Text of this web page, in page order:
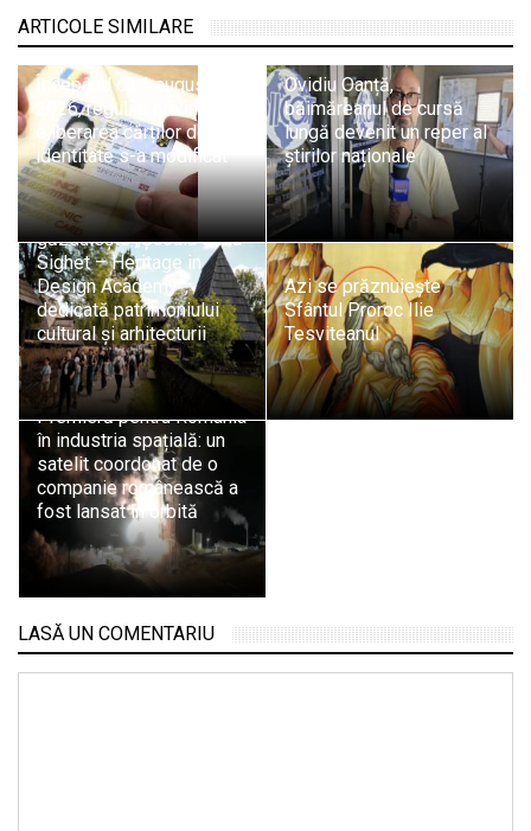
ARTICOLE SIMILARE
Începând cu 1 august
2026, regulile privind
eliberarea cărților de
identitate s-a modificat
Ovidiu Oanță,
băimăreanul de cursă
lungă devenit un reper al
știrilor naționale
Sighetu Marmației
găzduiește „Școala de la
Sighet – Heritage in
Design Academy”,
dedicată patrimoniului
cultural și arhitecturii
Azi se prăznuiește
Sfântul Proroc Ilie
Tesviteanul
Premieră pentru România
în industria spațială: un
satelit coordonat de o
companie românească a
fost lansat în orbită
LASĂ UN COMENTARIU